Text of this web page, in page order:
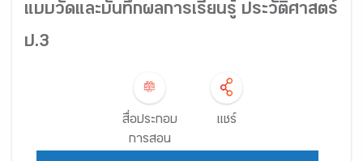
แบบวัดและบันทึกผลการเรียนรู้ ประวัติศาสตร์
ป.3
สื่อประกอบ
การสอน
แชร์